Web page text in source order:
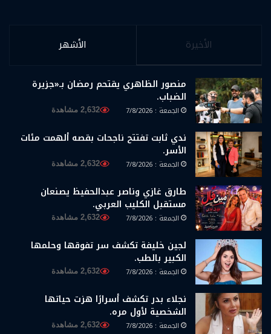
الأخيرة الأشهر
منصور الظاهري يقتحم رمضان بـ«جزيرة
الضباب.
الجمعة : 7/8/2026 2,632 مشاهدة
ندي ثابت تفتتح ناجحات بقصه ألهمت مئات
الأسر.
الجمعة : 7/8/2026 2,632 مشاهدة
طارق غازي وناصر عبدالحفيظ يصنعان
مستقبل الكليب العربي.
الجمعة : 7/8/2026 2,632 مشاهدة
لجين خليفة تكشف سر تفوقها وحلمها
الكبير بالطب.
الجمعة : 7/8/2026 2,632 مشاهدة
نجلاء بدر تكشف أسرارًا هزت حياتها
الشخصية لأول مره.
الجمعة : 7/8/2026 2,632 مشاهدة